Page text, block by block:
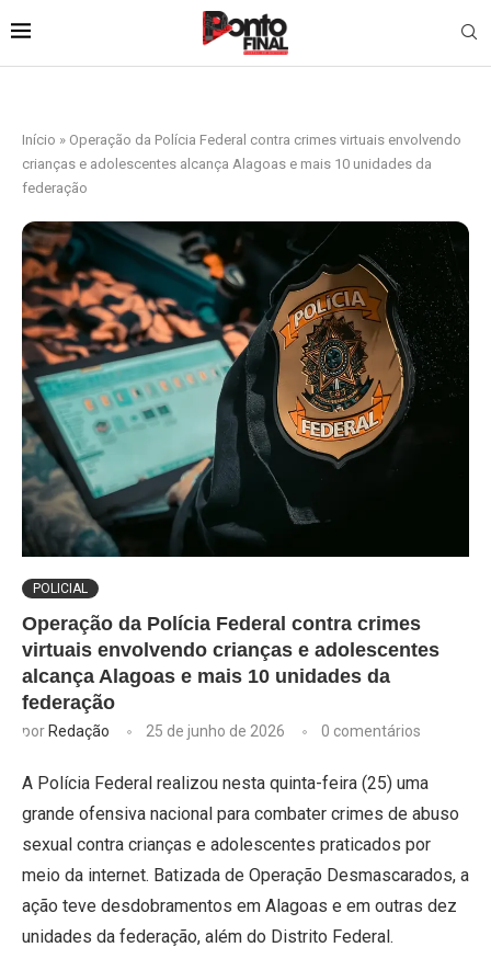
Início » Operação da Polícia Federal contra crimes virtuais envolvendo
crianças e adolescentes alcança Alagoas e mais 10 unidades da
federação
POLICIAL
Operação da Polícia Federal contra crimes
virtuais envolvendo crianças e adolescentes
alcança Alagoas e mais 10 unidades da
federação
por Redação 25 de junho de 2026 0 comentários
A Polícia Federal realizou nesta quinta-feira (25) uma
grande ofensiva nacional para combater crimes de abuso
sexual contra crianças e adolescentes praticados por
meio da internet. Batizada de Operação Desmascarados, a
ação teve desdobramentos em Alagoas e em outras dez
unidades da federação, além do Distrito Federal.